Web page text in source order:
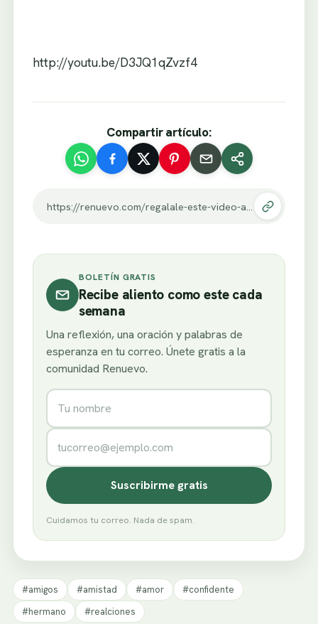
http://youtu.be/D3JQ1qZvzf4
Compartir artículo:
https://renuevo.com/regalale-este-video-a-un-amigo-hoy.html
BOLETÍN GRATIS
Recibe aliento como este cada
semana
Una reflexión, una oración y palabras de
esperanza en tu correo. Únete gratis a la
comunidad Renuevo.
Nombre
Correo electrónico
Suscribirme gratis
Cuidamos tu correo. Nada de spam.
#amigos #amistad #amor
#confidente
#hermano
#realciones